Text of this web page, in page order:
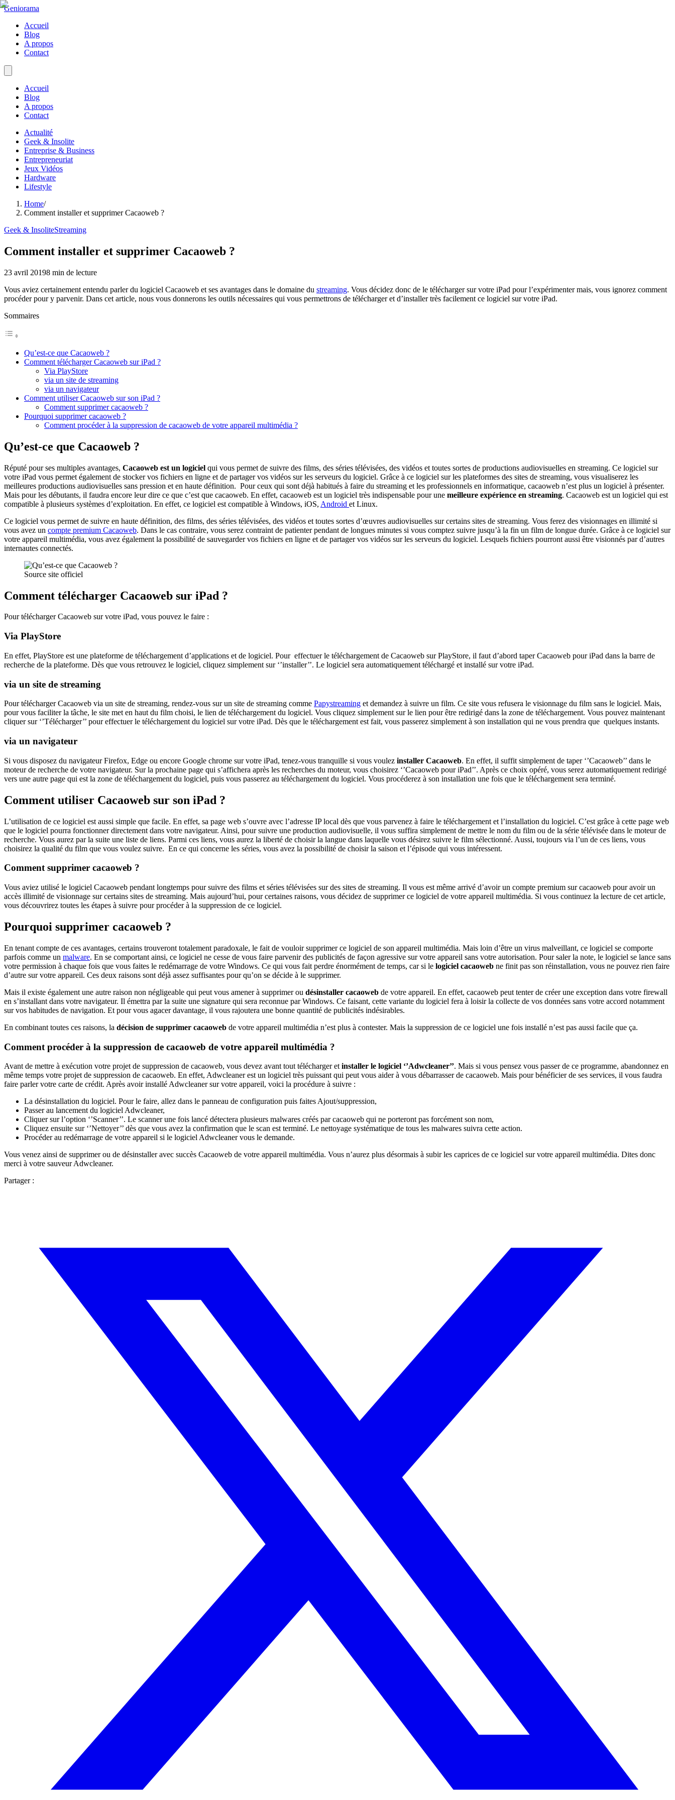
Geniorama
Accueil
Blog
A propos
Contact
Accueil
Blog
A propos
Contact
Actualité
Geek & Insolite
Entreprise & Business
Entrepreneuriat
Jeux Vidéos
Hardware
Lifestyle
Home/
Comment installer et supprimer Cacaoweb ?
Geek & InsoliteStreaming
Comment installer et supprimer Cacaoweb ?
23 avril 20198 min de lecture
Vous aviez certainement entendu parler du logiciel Cacaoweb et ses avantages dans le domaine du streaming. Vous décidez donc de le télécharger sur votre iPad pour l’expérimenter mais, vous ignorez comment
procéder pour y parvenir. Dans cet article, nous vous donnerons les outils nécessaires qui vous permettrons de télécharger et d’installer très facilement ce logiciel sur votre iPad.
Sommaires
Qu’est-ce que Cacaoweb ?
Comment télécharger Cacaoweb sur iPad ?
Via PlayStore
via un site de streaming
via un navigateur
Comment utiliser Cacaoweb sur son iPad ?
Comment supprimer cacaoweb ?
Pourquoi supprimer cacaoweb ?
Comment procéder à la suppression de cacaoweb de votre appareil multimédia ?
Qu’est-ce que Cacaoweb ?
Réputé pour ses multiples avantages, Cacaoweb est un logiciel qui vous permet de suivre des films, des séries télévisées, des vidéos et toutes sortes de productions audiovisuelles en streaming. Ce logiciel sur
votre iPad vous permet également de stocker vos fichiers en ligne et de partager vos vidéos sur les serveurs du logiciel. Grâce à ce logiciel sur les plateformes des sites de streaming, vous visualiserez les
meilleures productions audiovisuelles sans pression et en haute définition. Pour ceux qui sont déjà habitués à faire du streaming et les professionnels en informatique, cacaoweb n’est plus un logiciel à présenter.
Mais pour les débutants, il faudra encore leur dire ce que c’est que cacaoweb. En effet, cacaoweb est un logiciel très indispensable pour une meilleure expérience en streaming. Cacaoweb est un logiciel qui est
compatible à plusieurs systèmes d’exploitation. En effet, ce logiciel est compatible à Windows, iOS, Android et Linux.
Ce logiciel vous permet de suivre en haute définition, des films, des séries télévisées, des vidéos et toutes sortes d’œuvres audiovisuelles sur certains sites de streaming. Vous ferez des visionnages en illimité si
vous avez un compte premium Cacaoweb. Dans le cas contraire, vous serez contraint de patienter pendant de longues minutes si vous comptez suivre jusqu’à la fin un film de longue durée. Grâce à ce logiciel sur
votre appareil multimédia, vous avez également la possibilité de sauvegarder vos fichiers en ligne et de partager vos vidéos sur les serveurs du logiciel. Lesquels fichiers pourront aussi être visionnés par d’autres
internautes connectés.
Source site officiel
Comment télécharger Cacaoweb sur iPad ?
Pour télécharger Cacaoweb sur votre iPad, vous pouvez le faire :
Via PlayStore
En effet, PlayStore est une plateforme de téléchargement d’applications et de logiciel. Pour effectuer le téléchargement de Cacaoweb sur PlayStore, il faut d’abord taper Cacaoweb pour iPad dans la barre de
recherche de la plateforme. Dès que vous retrouvez le logiciel, cliquez simplement sur ‘’installer’’. Le logiciel sera automatiquement téléchargé et installé sur votre iPad.
via un site de streaming
Pour télécharger Cacaoweb via un site de streaming, rendez-vous sur un site de streaming comme Papystreaming et demandez à suivre un film. Ce site vous refusera le visionnage du film sans le logiciel. Mais,
pour vous faciliter la tâche, le site met en haut du film choisi, le lien de téléchargement du logiciel. Vous cliquez simplement sur le lien pour être redirigé dans la zone de téléchargement. Vous pouvez maintenant
cliquer sur ‘’Télécharger’’ pour effectuer le téléchargement du logiciel sur votre iPad. Dès que le téléchargement est fait, vous passerez simplement à son installation qui ne vous prendra que quelques instants.
via un navigateur
Si vous disposez du navigateur Firefox, Edge ou encore Google chrome sur votre iPad, tenez-vous tranquille si vous voulez installer Cacaoweb. En effet, il suffit simplement de taper ‘’Cacaoweb’’ dans le
moteur de recherche de votre navigateur. Sur la prochaine page qui s’affichera après les recherches du moteur, vous choisirez ‘’Cacaoweb pour iPad’’. Après ce choix opéré, vous serez automatiquement redirigé
vers une autre page qui est la zone de téléchargement du logiciel, puis vous passerez au téléchargement du logiciel. Vous procéderez à son installation une fois que le téléchargement sera terminé.
Comment utiliser Cacaoweb sur son iPad ?
L’utilisation de ce logiciel est aussi simple que facile. En effet, sa page web s’ouvre avec l’adresse IP local dès que vous parvenez à faire le téléchargement et l’installation du logiciel. C’est grâce à cette page web
que le logiciel pourra fonctionner directement dans votre navigateur. Ainsi, pour suivre une production audiovisuelle, il vous suffira simplement de mettre le nom du film ou de la série télévisée dans le moteur de
recherche. Vous aurez par la suite une liste de liens. Parmi ces liens, vous aurez la liberté de choisir la langue dans laquelle vous désirez suivre le film sélectionné. Aussi, toujours via l’un de ces liens, vous
choisirez la qualité du film que vous voulez suivre. En ce qui concerne les séries, vous avez la possibilité de choisir la saison et l’épisode qui vous intéressent.
Comment supprimer cacaoweb ?
Vous aviez utilisé le logiciel Cacaoweb pendant longtemps pour suivre des films et séries télévisées sur des sites de streaming. Il vous est même arrivé d’avoir un compte premium sur cacaoweb pour avoir un
accès illimité de visionnage sur certains sites de streaming. Mais aujourd’hui, pour certaines raisons, vous décidez de supprimer ce logiciel de votre appareil multimédia. Si vous continuez la lecture de cet article,
vous découvrirez toutes les étapes à suivre pour procéder à la suppression de ce logiciel.
Pourquoi supprimer cacaoweb ?
En tenant compte de ces avantages, certains trouveront totalement paradoxale, le fait de vouloir supprimer ce logiciel de son appareil multimédia. Mais loin d’être un virus malveillant, ce logiciel se comporte
parfois comme un malware. En se comportant ainsi, ce logiciel ne cesse de vous faire parvenir des publicités de façon agressive sur votre appareil sans votre autorisation. Pour saler la note, le logiciel se lance sans
votre permission à chaque fois que vous faites le redémarrage de votre Windows. Ce qui vous fait perdre énormément de temps, car si le logiciel cacaoweb ne finit pas son réinstallation, vous ne pouvez rien faire
d’autre sur votre appareil. Ces deux raisons sont déjà assez suffisantes pour qu’on se décide à le supprimer.
Mais il existe également une autre raison non négligeable qui peut vous amener à supprimer ou désinstaller cacaoweb de votre appareil. En effet, cacaoweb peut tenter de créer une exception dans votre firewall
en s’installant dans votre navigateur. Il émettra par la suite une signature qui sera reconnue par Windows. Ce faisant, cette variante du logiciel fera à loisir la collecte de vos données sans votre accord notamment
sur vos habitudes de navigation. Et pour vous agacer davantage, il vous rajoutera une bonne quantité de publicités indésirables.
En combinant toutes ces raisons, la décision de supprimer cacaoweb de votre appareil multimédia n’est plus à contester. Mais la suppression de ce logiciel une fois installé n’est pas aussi facile que ça.
Comment procéder à la suppression de cacaoweb de votre appareil multimédia ?
Avant de mettre à exécution votre projet de suppression de cacaoweb, vous devez avant tout télécharger et installer le logiciel ‘’Adwcleaner’’. Mais si vous pensez vous passer de ce programme, abandonnez en
même temps votre projet de suppression de cacaoweb. En effet, Adwcleaner est un logiciel très puissant qui peut vous aider à vous débarrasser de cacaoweb. Mais pour bénéficier de ses services, il vous faudra
faire parler votre carte de crédit. Après avoir installé Adwcleaner sur votre appareil, voici la procédure à suivre :
La désinstallation du logiciel. Pour le faire, allez dans le panneau de configuration puis faites Ajout/suppression,
Passer au lancement du logiciel Adwcleaner,
Cliquer sur l’option ‘’Scanner’’. Le scanner une fois lancé détectera plusieurs malwares créés par cacaoweb qui ne porteront pas forcément son nom,
Cliquez ensuite sur ‘’Nettoyer’’ dès que vous avez la confirmation que le scan est terminé. Le nettoyage systématique de tous les malwares suivra cette action.
Procéder au redémarrage de votre appareil si le logiciel Adwcleaner vous le demande.
Vous venez ainsi de supprimer ou de désinstaller avec succès Cacaoweb de votre appareil multimédia. Vous n’aurez plus désormais à subir les caprices de ce logiciel sur votre appareil multimédia. Dites donc
merci à votre sauveur Adwcleaner.
Partager :